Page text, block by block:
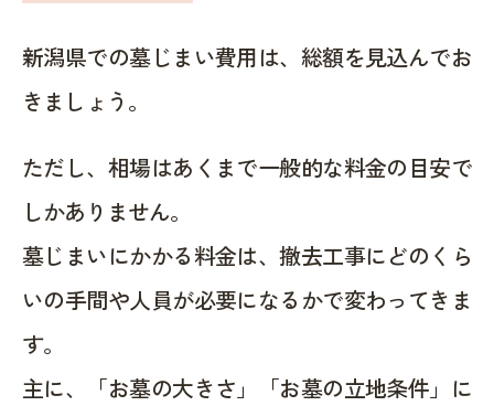
新潟県での墓じまい費用は、総額を見込んでお
きましょう。
ただし、相場はあくまで一般的な料金の目安で
しかありません。
墓じまいにかかる料金は、撤去工事にどのくら
いの手間や人員が必要になるかで変わってきま
す。
主に、「お墓の大きさ」「お墓の立地条件」に